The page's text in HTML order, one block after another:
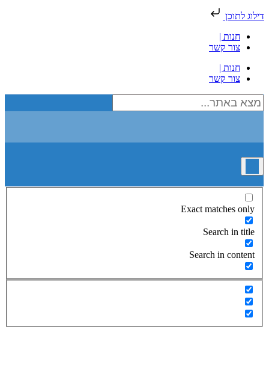
דילוג לתוכן
חנות |
צור קשר
חנות |
צור קשר
Exact matches only
Search in title
Search in content